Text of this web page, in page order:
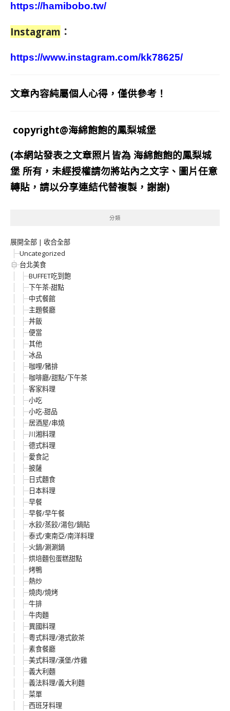
https://hamibobo.tw/
Instagram ：
https://www.instagram.com/kk78625/
文章內容純屬個人心得，僅供參考！
copyright@海綿飽飽的鳳梨城堡
(本網站發表之文章照片皆為 海綿飽飽的鳳梨城
堡 所有，未經授權請勿將站內之文字、圖片任意
轉貼，請以分享連結代替複製，謝謝)
分類
展開全部 | 收合全部
Uncategorized
台北美食
BUFFET吃到飽
下午茶-甜點
中式餐館
主題餐廳
丼飯
便當
其他
冰品
咖哩/豬排
咖啡廳/甜點/下午茶
客家料理
小吃
小吃-甜品
居酒屋/串燒
川湘料理
德式料理
愛食記
披薩
日式麵食
日本料理
早餐
早餐/早午餐
水餃/蒸餃/湯包/鍋貼
泰式/東南亞/南洋料理
火鍋/涮涮鍋
烘培麵包蛋糕甜點
烤鴨
熱炒
燒肉/燒烤
牛排
牛肉麵
異國料理
粵式料理/港式飲茶
素食餐廳
美式料理/漢堡/炸雞
義大利麵
義法料理/義大利麵
菜單
西班牙料理